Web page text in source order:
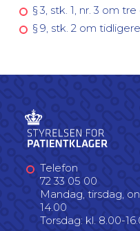
§ 3, stk. 1, nr. 3 om
§ 9, stk. 2 om
Telefon
72 33 05 00
Mandag, tirsdag,
14.00
Torsdag: kl. 8.00-